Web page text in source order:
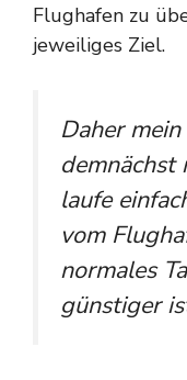
Flughafen zu
jeweiliges Ziel.
Daher
demnächst
laufe
vom
normales
günstiger